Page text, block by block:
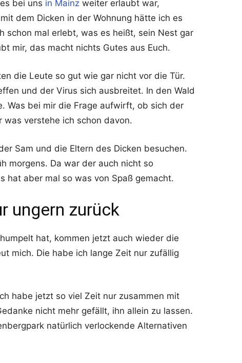
bei uns in Mainz weiter erlaubt war,
dem Dicken in der Wohnung hätte ich es
schon mal erlebt, was es heißt, sein Nest gar
mir, das macht nichts Gutes aus Euch.
die Leute so gut wie gar nicht vor die Tür.
und der Virus sich ausbreitet. In den Wald
Was bei mir die Frage aufwirft, ob sich der
verstehe ich schon davon.
Sam und die Eltern des Dicken besuchen.
morgens. Da war der auch nicht so
hat aber mal so was von Spaß gemacht.
ungern zurück
hat, kommen jetzt auch wieder die
mich. Die habe ich lange Zeit nur zufällig
habe jetzt so viel Zeit nur zusammen mit
nicht mehr gefällt, ihn allein zu lassen.
natürlich verlockende Alternativen